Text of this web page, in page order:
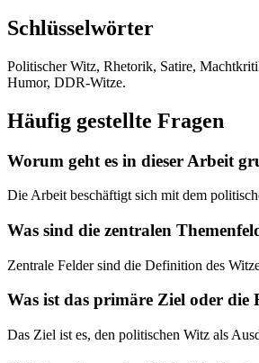
Schlüsselwörter
Politischer Witz, Rhetorik, Satire,
Humor, DDR-Witze.
Häufig gestellte Fragen
Worum geht es in dieser Arbeit
Die Arbeit beschäftigt sich mit dem
Was sind die zentralen
Zentrale Felder sind die Definition des
Was ist das primäre Ziel oder die
Das Ziel ist es, den politischen Witz als